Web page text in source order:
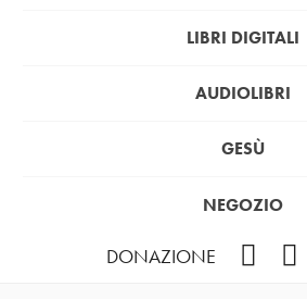
LIBRI DIGITALI
AUDIOLIBRI
GESÙ
NEGOZIO
DONAZIONE